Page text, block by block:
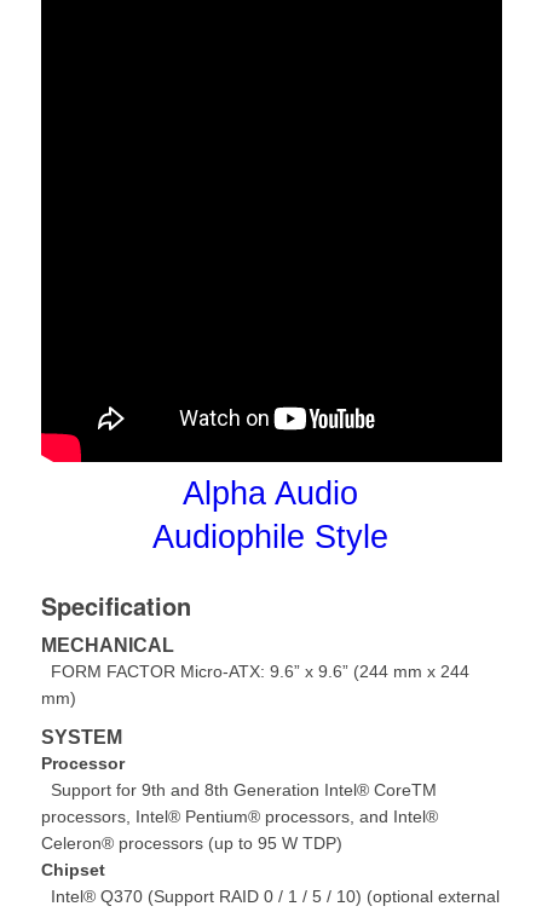
Alpha Audio
Audiophile Style
Specification
MECHANICAL
FORM FACTOR Micro-ATX: 9.6” x 9.6” (244 mm x 244
mm)
SYSTEM
Processor
Support for 9th and 8th Generation Intel® CoreTM
processors, Intel® Pentium® processors, and Intel®
Celeron® processors (up to 95 W TDP)
Chipset
Intel® Q370 (Support RAID 0 / 1 / 5 / 10) (optional external